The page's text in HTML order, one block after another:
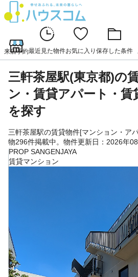
来店予約最近見た物件お気に入り 保存した条件
三軒茶屋駅(東京都)の
ン・賃貸アパート・賃
を探す
三軒茶屋駅の賃貸物件[マンション・ア
物296件掲載中。物件更新日：2026年
PROP SANGENJAYA
賃貸マンション